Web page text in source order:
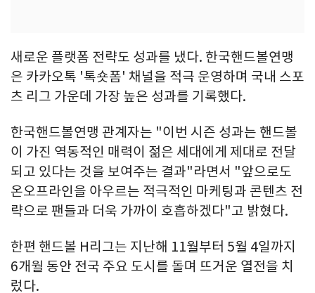
새로운 플랫폼 전략도 성과를 냈다. 한국핸드볼연맹
은 카카오톡 '톡숏폼' 채널을 적극 운영하며 국내 스포
츠 리그 가운데 가장 높은 성과를 기록했다.
한국핸드볼연맹 관계자는 "이번 시즌 성과는 핸드볼
이 가진 역동적인 매력이 젊은 세대에게 제대로 전달
되고 있다는 것을 보여주는 결과"라면서 "앞으로도
온오프라인을 아우르는 적극적인 마케팅과 콘텐츠 전
략으로 팬들과 더욱 가까이 호흡하겠다"고 밝혔다.
한편 핸드볼 H리그는 지난해 11월부터 5월 4일까지
6개월 동안 전국 주요 도시를 돌며 뜨거운 열전을 치
렀다.